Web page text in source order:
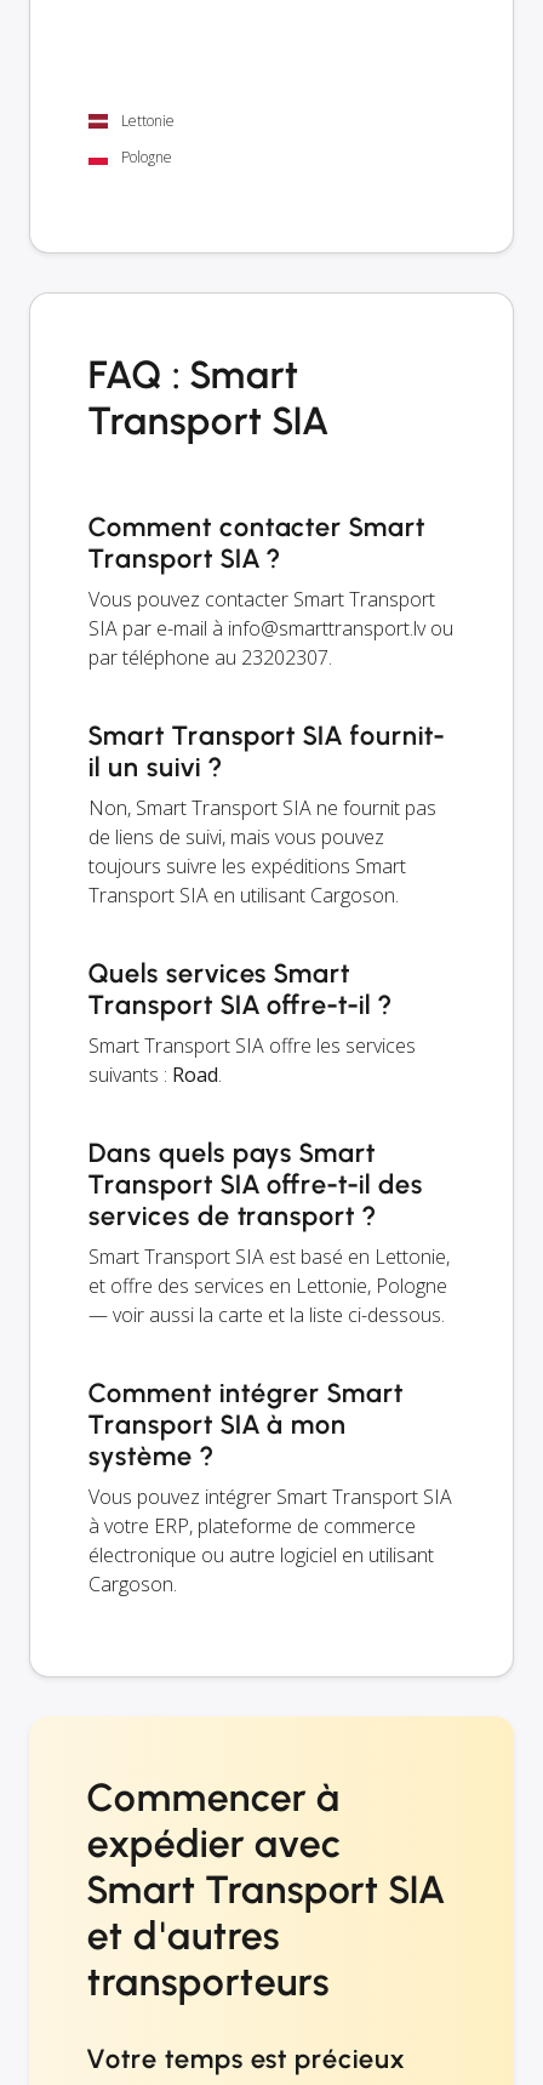
Lettonie
Pologne
FAQ : Smart
Transport SIA
Comment contacter Smart
Transport SIA ?
Vous pouvez contacter Smart Transport
SIA par e-mail à info@smarttransport.lvou
par téléphone au 23202307.
Smart Transport SIA fournit-
il un suivi ?
Non, Smart Transport SIA ne fournit pas
de liens de suivi, mais vous pouvez
toujours suivre les expéditions Smart
Transport SIA en utilisant Cargoson.
Quels services Smart
Transport SIA offre-t-il ?
Smart Transport SIA offre les services
suivants : Road.
Dans quels pays Smart
Transport SIA offre-t-il des
services de transport ?
Smart Transport SIA est basé en Lettonie,
et offre des services en Lettonie, Pologne
— voir aussi la carte et la liste ci-dessous.
Comment intégrer Smart
Transport SIA à mon
système ?
Vous pouvez intégrer Smart Transport SIA
à votre ERP, plateforme de commerce
électronique ou autre logiciel en utilisant
Cargoson.
Commencer à
expédier avec
Smart Transport SIA
et d'autres
transporteurs
Votre temps est précieux